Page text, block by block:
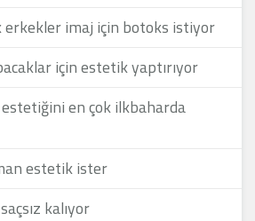
erkekler imaj için botoks istiyor
için estetik yaptırıyor
estetiğini en çok ilkbaharda
estetik ister
kalıyor